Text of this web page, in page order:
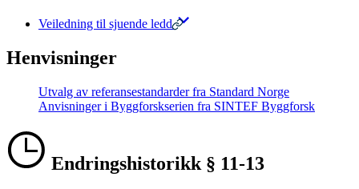
Veiledning til sjuende ledd
Henvisninger
Utvalg av referansestandarder fra Standard Norge
Anvisninger i Byggforskserien fra SINTEF Byggforsk
Endringshistorikk § 11-13